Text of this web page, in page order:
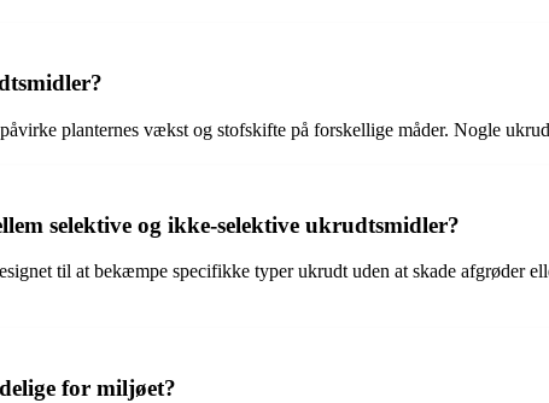
planternes vækst og stofskifte på forskellige måder. Nogle
selektive og ikke-selektive ukrudtsmidler?
til at bekæmpe specifikke typer ukrudt uden at skade afgrøder
for miljøet?